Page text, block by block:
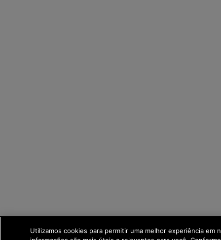
Utilizamos cookies para permitir uma melhor experiência